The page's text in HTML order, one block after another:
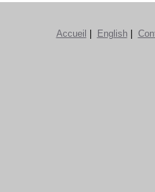
Accueil | English|